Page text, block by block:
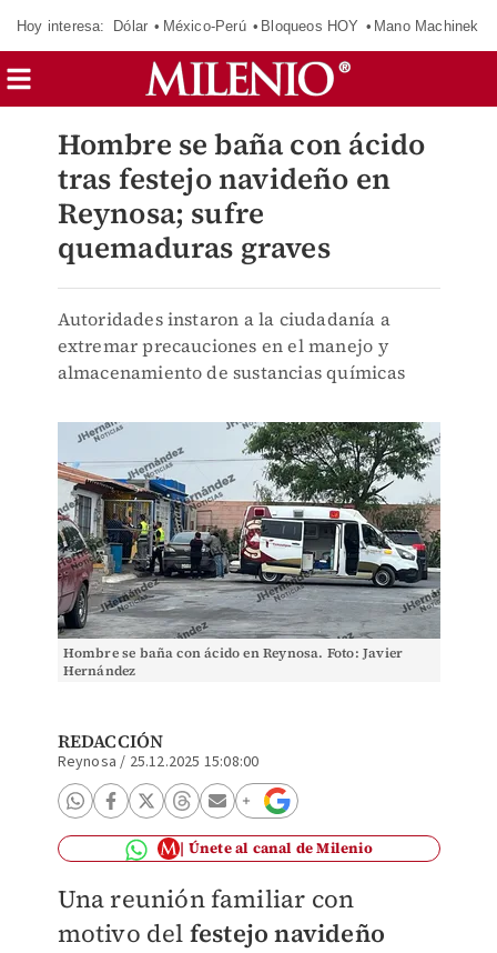
Hoy interesa: Dólar México-Perú Bloqueos HOY Mano Machinek
Hombre se baña con ácido
tras festejo navideño en
Reynosa; sufre
quemaduras graves
Autoridades instaron a la ciudadanía a
extremar precauciones en el manejo y
almacenamiento de sustancias químicas
Hombre se baña con ácido en Reynosa. Foto: Javier
Hernández
REDACCIÓN
Reynosa / 25.12.2025 15:08:00
Únete al canal de Milenio
Una reunión familiar con
motivo del festejo navideño